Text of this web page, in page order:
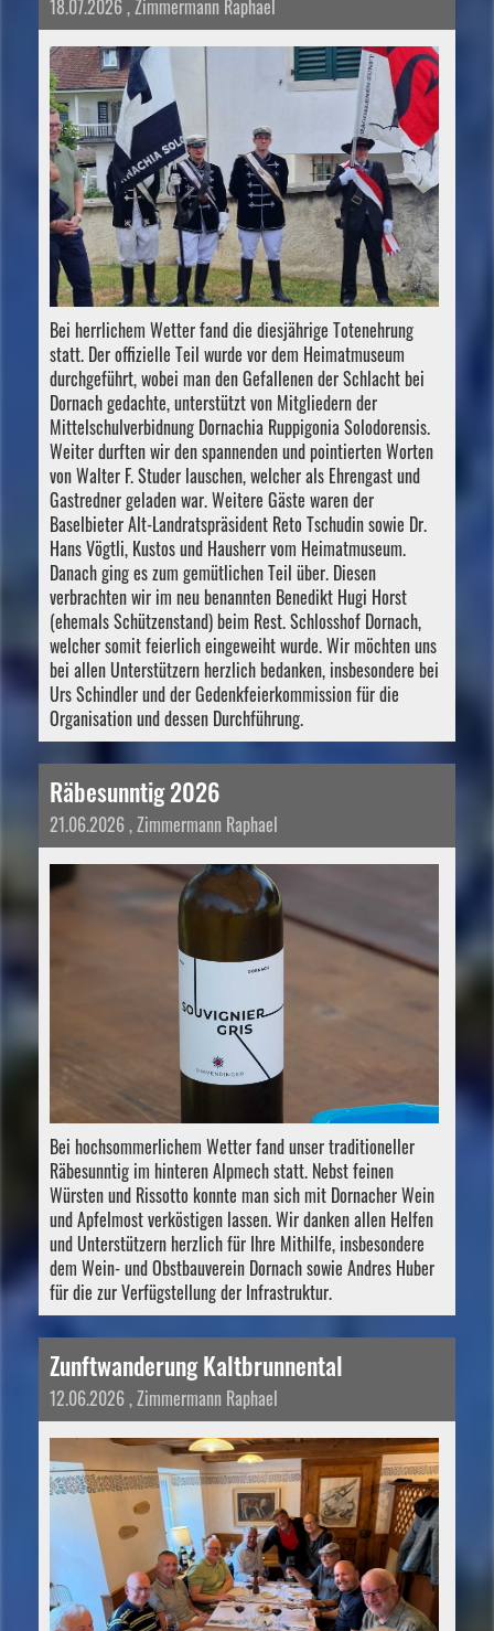
18.07.2026, Zimmermann Raphael
Bei herrlichem Wetter fand die diesjährige Totenehrung
statt. Der offizielle Teil wurde vor dem Heimatmuseum
durchgeführt, wobei man den Gefallenen der Schlacht bei
Dornach gedachte, unterstützt von Mitgliedern der
Mittelschulverbidnung Dornachia Ruppigonia Solodorensis.
Weiter durften wir den spannenden und pointierten Worten
von Walter F. Studer lauschen, welcher als Ehrengast und
Gastredner geladen war. Weitere Gäste waren der
Baselbieter Alt-Landratspräsident Reto Tschudin sowie Dr.
Hans Vögtli, Kustos und Hausherr vom Heimatmuseum.
Danach ging es zum gemütlichen Teil über. Diesen
verbrachten wir im neu benannten Benedikt Hugi Horst
(ehemals Schützenstand) beim Rest. Schlosshof Dornach,
welcher somit feierlich eingeweiht wurde. Wir möchten uns
bei allen Unterstützern herzlich bedanken, insbesondere bei
Urs Schindler und der Gedenkfeierkommission für die
Organisation und dessen Durchführung.
Räbesunntig 2026
21.06.2026, Zimmermann Raphael
Bei hochsommerlichem Wetter fand unser traditioneller
Räbesunntig im hinteren Alpmech statt. Nebst feinen
Würsten und Rissotto konnte man sich mit Dornacher Wein
und Apfelmost verköstigen lassen. Wir danken allen Helfen
und Unterstützern herzlich für Ihre Mithilfe, insbesondere
dem Wein- und Obstbauverein Dornach sowie Andres Huber
für die zur Verfügstellung der Infrastruktur.
Zunftwanderung Kaltbrunnental
12.06.2026, Zimmermann Raphael